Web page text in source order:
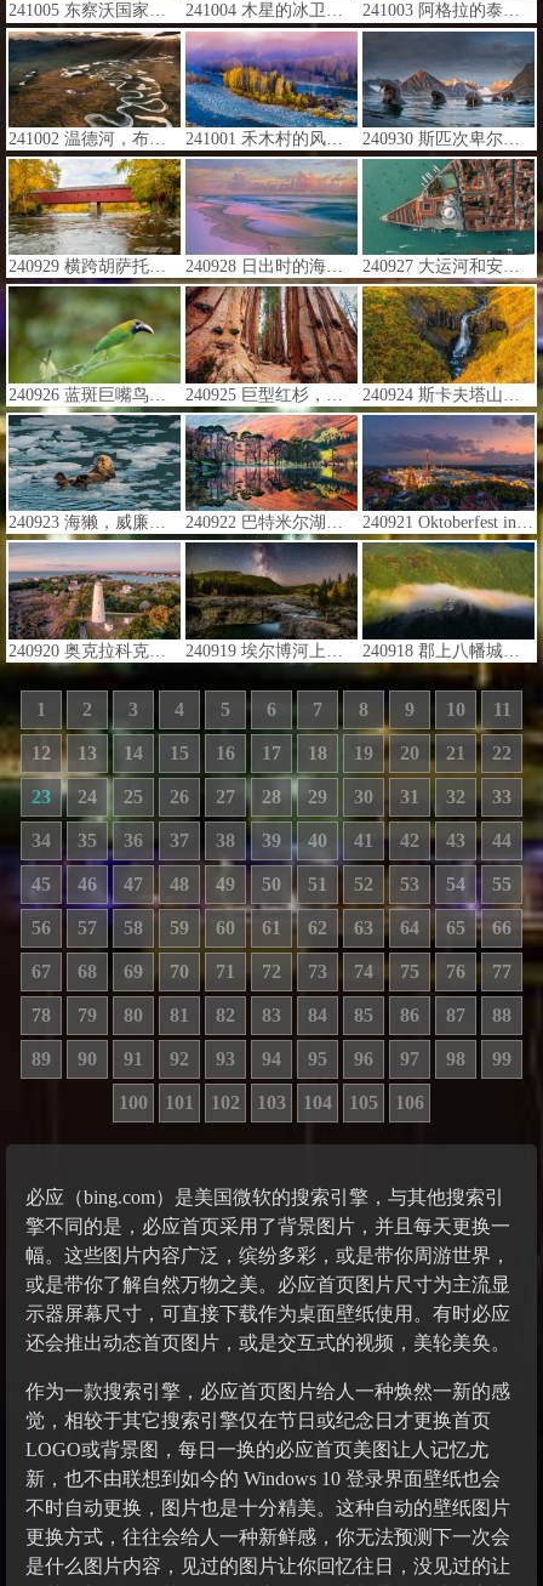
241005 东察沃国家公园的非洲象，肯尼亚 (© Neil Bowman/Minden Pictures) 241004 木星的冰卫星木卫二 (© NASA/JPL-Caltech/SETI Institute) 241003 阿格拉的泰姬陵，安拉阿巴德，印度 (© Tanarch/Getty Images)
241002 温德河，布鲁克斯山脉，北极国家野生动物保护区，阿拉斯加州，美国 (© Design Pics/DanitaDelimont) 241001 禾木村的风景，新疆，中国 (© snvv18870020330/Shutterstock) 240930 斯匹次卑尔根岛北部的海象群，斯瓦尔巴群岛，挪威 (© AWL Images/DanitaDelimont)
240929 横跨胡萨托尼克河的西康沃尔廊桥，康涅狄格州，美国 (© pabradyphoto/Getty Images) 240928 日出时的海滩，海湾岛国家海岸，佛罗里达，美国 (© Tim Fitzharris/Minden Pictures) 240927 大运河和安康圣母教堂的鸟瞰图，威尼斯，意大利 (© Bachir Moukarzel/Amazing Aerial Agency)
240926 蓝斑巨嘴鸟，洛斯戈查尔斯国家公园，哥斯达黎加 (© Oscar Dominguez/Tandem Stills + Motion) 240925 巨型红杉，红杉国家公园，加利福尼亚州，美国 (© Galyna Andrushko/Shutterstock) 240924 斯卡夫塔山的瀑布，瓦特纳冰川国家公园，冰岛 (© Nopasorn Kowathanakul/Getty Images)
240923 海獭，威廉王子湾,阿拉斯加州,美国 (© Gerald Corsi/Getty Images) 240922 巴特米尔湖，湖区国家公园，英格兰，英国 (© Alan Novelli/Alamy Stock Photo) 240921 Oktoberfest in Munich at sunset (© AllesSuper21/iStock/Getty Images)
240920 奥克拉科克岛上的奥克拉科克灯塔，北卡罗来纳州，美国 (© Chansak Joe/Getty Images) 240919 埃尔博河上空的银河，阿尔伯塔省，加拿大 (© Alan Dyer/Getty Images) 240918 郡上八幡城，岐阜县，日本 (© ta2funk ito/500px/Getty Images)
1 2 3 4 5 6 7 8 9 10 11
12 13 14 15 16 17 18 19 20 21 22
23 24 25 26 27 28 29 30 31 32 33
34 35 36 37 38 39 40 41 42 43 44
45 46 47 48 49 50 51 52 53 54 55
56 57 58 59 60 61 62 63 64 65 66
67 68 69 70 71 72 73 74 75 76 77
78 79 80 81 82 83 84 85 86 87 88
89 90 91 92 93 94 95 96 97 98 99
100 101 102 103 104 105 106
必应（bing.com）是美国微软的搜索引擎，与其他搜索引
擎不同的是，必应首页采用了背景图片，并且每天更换一
幅。这些图片内容广泛，缤纷多彩，或是带你周游世界，
或是带你了解自然万物之美。必应首页图片尺寸为主流显
示器屏幕尺寸，可直接下载作为桌面壁纸使用。有时必应
还会推出动态首页图片，或是交互式的视频，美轮美奂。
作为一款搜索引擎，必应首页图片给人一种焕然一新的感
觉，相较于其它搜索引擎仅在节日或纪念日才更换首页
LOGO或背景图，每日一换的必应首页美图让人记忆尤
新，也不由联想到如今的 Windows 10 登录界面壁纸也会
不时自动更换，图片也是十分精美。这种自动的壁纸图片
更换方式，往往会给人一种新鲜感，你无法预测下一次会
是什么图片内容，见过的图片让你回忆往日，没见过的让